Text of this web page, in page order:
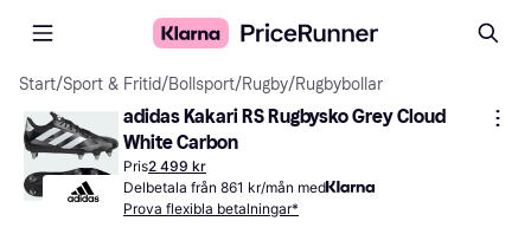
Start/Sport & Fritid/Bollsport/Rugby/Rugbybollar
adidas Kakari RS Rugbysko Grey Cloud
White Carbon
Pris2 499 kr
Delbetala från 861 kr/mån med
Prova flexibla betalningar*